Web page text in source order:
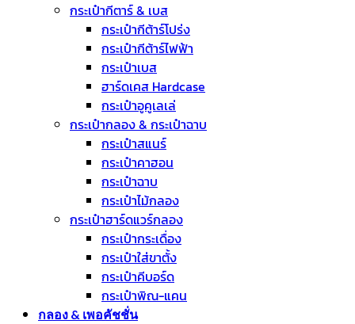
กระเป๋ากีตาร์ & เบส
กระเป๋ากีต้าร์โปร่ง
กระเป๋ากีต้าร์ไฟฟ้า
กระเป๋าเบส
ฮาร์ดเคส Hardcase
กระเป๋าอูคูเลเล่
กระเป๋ากลอง & กระเป๋าฉาบ
กระเป๋าสแนร์
กระเป๋าคาฮอน
กระเป๋าฉาบ
กระเป๋าไม้กลอง
กระเป๋าฮาร์ดแวร์กลอง
กระเป๋ากระเดื่อง
กระเป๋าใส่ขาตั้ง
กระเป๋าคีบอร์ด
กระเป๋าพิณ-แคน
กลอง & เพอคัชชั่น